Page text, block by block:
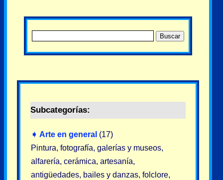
Subcategorías:
➧ Arte en general (17)
Pintura, fotografía, galerías y museos,
alfarería, cerámica, artesanía,
antigüedades, bailes y danzas, folclore,